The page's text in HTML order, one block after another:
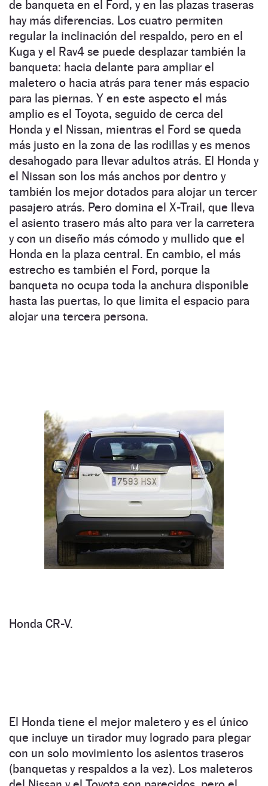
de banqueta en el Ford, y en las plazas traseras
hay más diferencias. Los cuatro permiten
regular la inclinación del respaldo, pero en el
Kuga y el Rav4 se puede desplazar también la
banqueta: hacia delante para ampliar el
maletero o hacia atrás para tener más espacio
para las piernas. Y en este aspecto el más
amplio es el Toyota, seguido de cerca del
Honda y el Nissan, mientras el Ford se queda
más justo en la zona de las rodillas y es menos
desahogado para llevar adultos atrás. El Honda y
el Nissan son los más anchos por dentro y
también los mejor dotados para alojar un tercer
pasajero atrás. Pero domina el X-Trail, que lleva
el asiento trasero más alto para ver la carretera
y con un diseño más cómodo y mullido que el
Honda en la plaza central. En cambio, el más
estrecho es también el Ford, porque la
banqueta no ocupa toda la anchura disponible
hasta las puertas, lo que limita el espacio para
alojar una tercera persona.
Honda CR-V.
El Honda tiene el mejor maletero y es el único
que incluye un tirador muy logrado para plegar
con un solo movimiento los asientos traseros
(banquetas y respaldos a la vez). Los maleteros